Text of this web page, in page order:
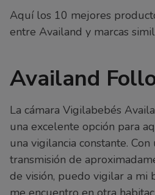
Aquí los 10 mejores
entre Availand y marcas
Availand
La cámara Vigilabebés
una excelente opción para
una vigilancia constante.
transmisión de
de visión, puedo vigilar a mi